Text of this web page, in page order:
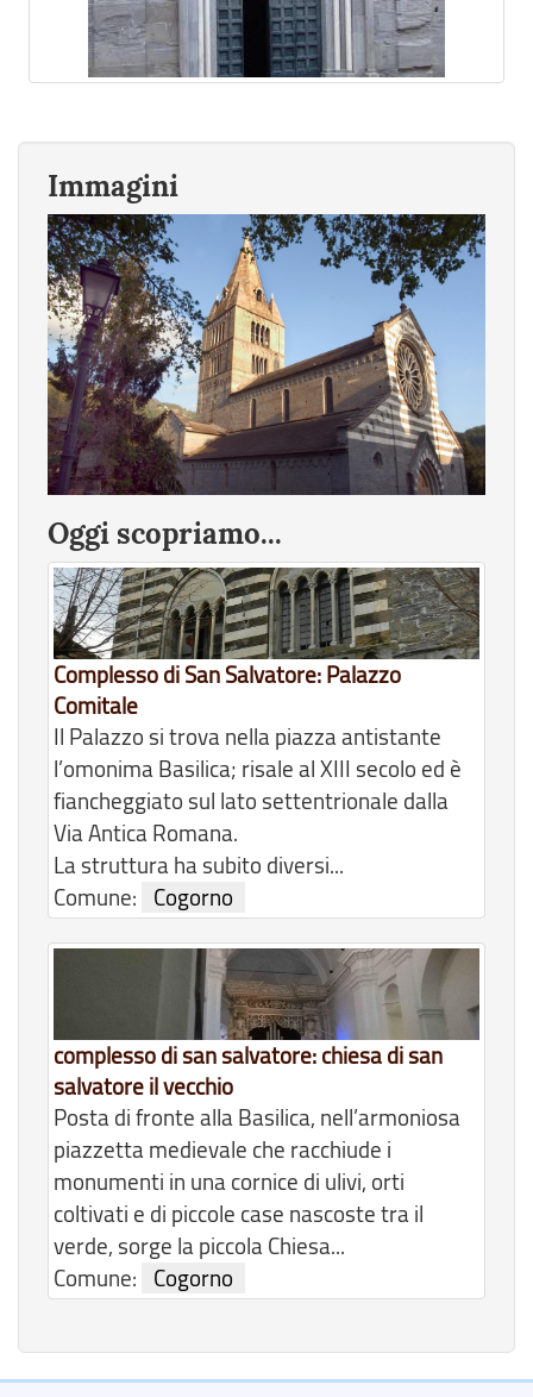
Immagini
Oggi scopriamo...
Complesso di San Salvatore: Palazzo
Comitale
Il Palazzo si trova nella piazza antistante
l’omonima Basilica; risale al XIII secolo ed è
fiancheggiato sul lato settentrionale dalla
Via Antica Romana.
La struttura ha subito diversi...
Comune:
Cogorno
complesso di san salvatore: chiesa di san
salvatore il vecchio
Posta di fronte alla Basilica, nell’armoniosa
piazzetta medievale che racchiude i
monumenti in una cornice di ulivi, orti
coltivati e di piccole case nascoste tra il
verde, sorge la piccola Chiesa...
Comune:
Cogorno